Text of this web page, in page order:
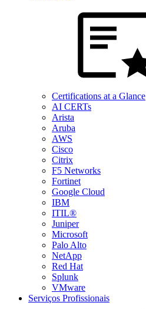
Certifications at a Glance
AI CERTs
Arista
Aruba
AWS
Cisco
Citrix
F5 Networks
Fortinet
Google Cloud
IBM
ITIL®
Juniper
Microsoft
Palo Alto
NetApp
Red Hat
Splunk
VMware
Serviços Profissionais